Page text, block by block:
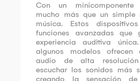
Con un minicomponente
mucho más que un simple
música. Estos
funciones avanzadas que
experiencia auditiva
algunos modelos
audio de alta
escuchar los sonidos más
creando la sensación